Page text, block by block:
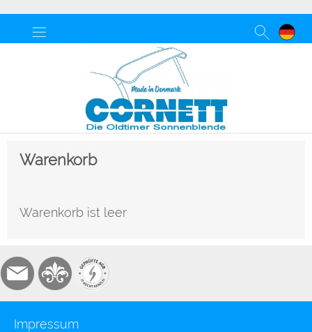
Warenkorb
Warenkorb ist leer
Impressum